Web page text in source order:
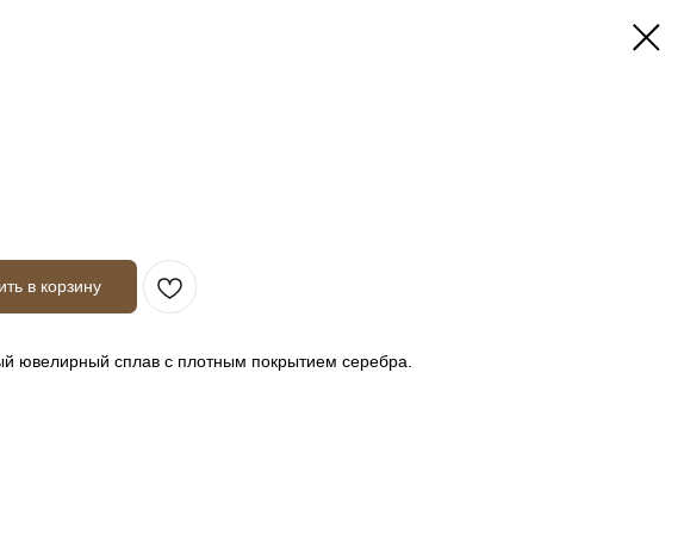
в корзину
ювелирный сплав с плотным покрытием серебра.